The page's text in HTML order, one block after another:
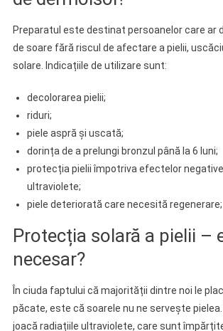
Preparatul este destinat persoanelor care ar
de soare fără riscul de afectare a pielii,
solare. Indicațiile de utilizare sunt:
decolorarea pielii;
riduri;
piele aspră și uscată;
dorința de a prelungi bronzul până la 6 luni;
protecția pielii împotriva efectelor
ultraviolete;
piele deteriorată care necesită regenerare;
Protecția solară a pielii –
necesar?
În ciuda faptului că majorității dintre noi le
păcate, este că soarele nu ne servește
joacă radiațiile ultraviolete, care sunt